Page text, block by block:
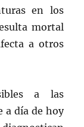
en los
mortal
a otros
a las
a día de hoy